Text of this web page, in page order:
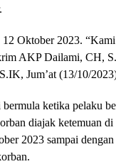
12 Oktober 2023.
AKP Dailami, CH,
Jum’at (13/10/
ketika pelaku
diajak ketemuan
2023 sampai